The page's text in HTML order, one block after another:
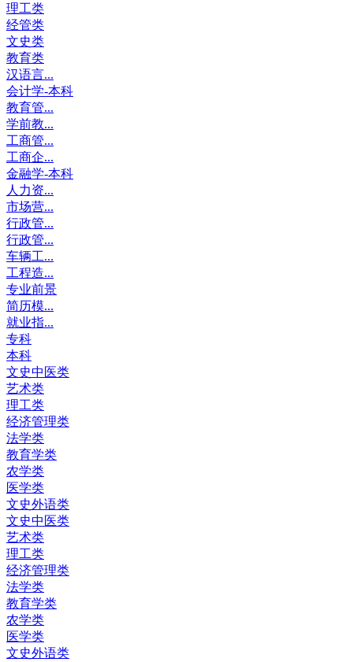
理工类
经管类
文史类
教育类
汉语言...
会计学-本科
教育管...
学前教...
工商管...
工商企...
金融学-本科
人力资...
市场营...
行政管...
行政管...
车辆工...
工程造...
专业前景
简历模...
就业指...
专科
本科
文史中医类
艺术类
理工类
经济管理类
法学类
教育学类
农学类
医学类
文史外语类
文史中医类
艺术类
理工类
经济管理类
法学类
教育学类
农学类
医学类
文史外语类